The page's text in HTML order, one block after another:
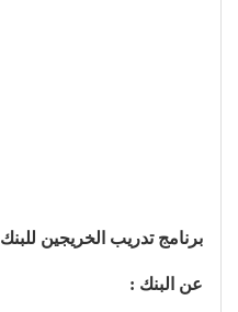
برنامج تدريب الخريجين للبنك
عن البنك :